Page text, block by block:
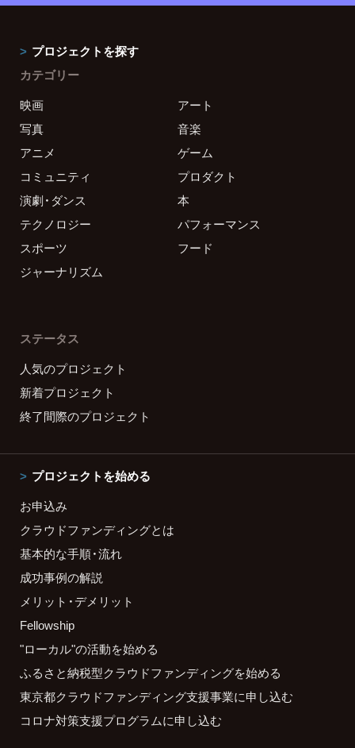
プロジェクトを探す
カテゴリー
映画
アート
写真
音楽
アニメ
ゲーム
コミュニティ
プロダクト
演劇・ダンス
本
テクノロジー
パフォーマンス
スポーツ
フード
ジャーナリズム
ステータス
人気のプロジェクト
新着プロジェクト
終了間際のプロジェクト
プロジェクトを始める
お申込み
クラウドファンディングとは
基本的な手順・流れ
成功事例の解説
メリット・デメリット
Fellowship
"ローカル"の活動を始める
ふるさと納税型クラウドファンディングを始める
東京都クラウドファンディング支援事業に申し込む
コロナ対策支援プログラムに申し込む